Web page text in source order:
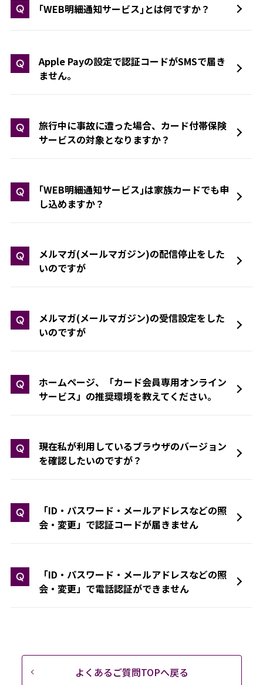
Q ｢WEB明細通知サービス｣とは何ですか？
Q
Apple Payの設定で認証コードがSMSで届き
ません。
Q
旅行中に事故に遭った場合、カード付帯保険
サービスの対象となりますか？
Q
｢WEB明細通知サービス｣は家族カードでも申
し込めますか？
Q
メルマガ(メールマガジン)の配信停止をした
いのですが
Q
メルマガ(メールマガジン)の受信設定をした
いのですが
Q
ホームページ、「カード会員専用オンライン
サービス」の推奨環境を教えてください。
Q
現在私が利用しているブラウザのバージョン
を確認したいのですが？
Q
「ID・パスワード・メールアドレスなどの照
会・変更」で認証コードが届きません
Q
「ID・パスワード・メールアドレスなどの照
会・変更」で電話認証ができません
よくあるご質問TOPへ戻る